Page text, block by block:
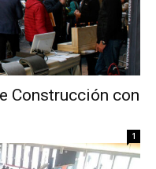
Construcción con
1